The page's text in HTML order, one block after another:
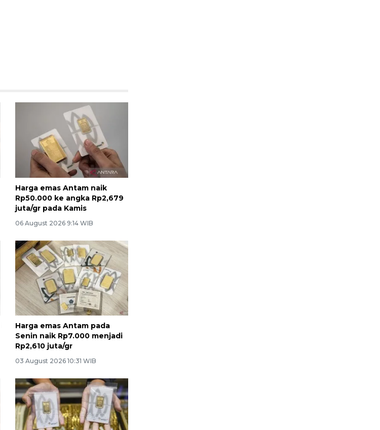
Harga emas Antam naik
Rp50.000 ke angka Rp2,679
juta/gr pada Kamis
06 August 2026 9:14 WIB
Harga emas Antam pada
Senin naik Rp7.000 menjadi
Rp2,610 juta/gr
03 August 2026 10:31 WIB